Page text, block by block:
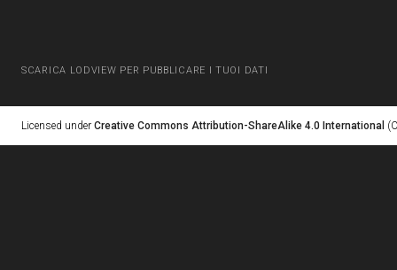
SCARICA LODVIEW PER PUBBLICARE I TUOI DATI
Licensed under Creative Commons Attribution-ShareAlike 4.0 International